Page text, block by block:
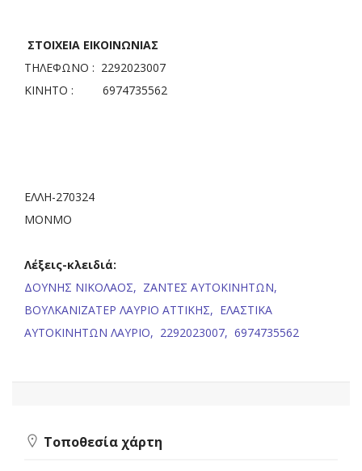
ΣΤΟΙΧΕΙΑ ΕΙΚΟΙΝΩΝΙΑΣ
ΤΗΛΕΦΩΝΟ : 2292023007
ΚΙΝΗΤΟ : 6974735562
ΕΛΛΗ-270324
ΜΟΝΜΟ
Λέξεις-κλειδιά:
ΔΟΥΝΗΣ ΝΙΚΟΛΑΟΣ, ΖΑΝΤΕΣ ΑΥΤΟΚΙΝΗΤΩΝ,
ΒΟΥΛΚΑΝΙΖΑΤΕΡ ΛΑΥΡΙΟ ΑΤΤΙΚΗΣ, ΕΛΑΣΤΙΚΑ
ΑΥΤΟΚΙΝΗΤΩΝ ΛΑΥΡΙΟ, 2292023007, 6974735562
Τοποθεσία χάρτη